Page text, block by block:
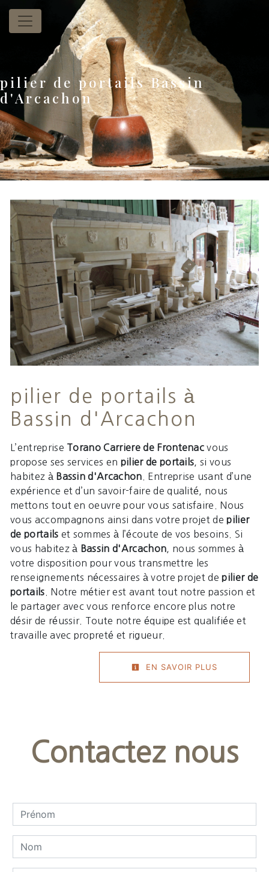
Panneau de gestion des cookies
pilier de portails Bassin
d'Arcachon
pilier de portails à
Bassin d'Arcachon
L’entreprise Torano Carriere de Frontenac vous
propose ses services en pilier de portails , si vous
habitez à Bassin d'Arcachon . Entreprise usant d’une
expérience et d’un savoir-faire de qualité, nous
mettons tout en oeuvre pour vous satisfaire. Nous
vous accompagnons ainsi dans votre projet depilier
de portails et sommes à l’écoute de vos besoins. Si
vous habitez à Bassin d'Arcachon , nous sommes à
votre disposition pour vous transmettre les
renseignements nécessaires à votre projet depilier de
portails . Notre métier est avant tout notre passion et
le partager avec vous renforce encore plus notre
désir de réussir. Toute notre équipe est qualifiée et
travaille avec propreté et rigueur.
EN SAVOIR PLUS
Contactez nous